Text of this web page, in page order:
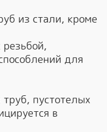
из стали, кроме
резьбой,
для
пустотелых
в